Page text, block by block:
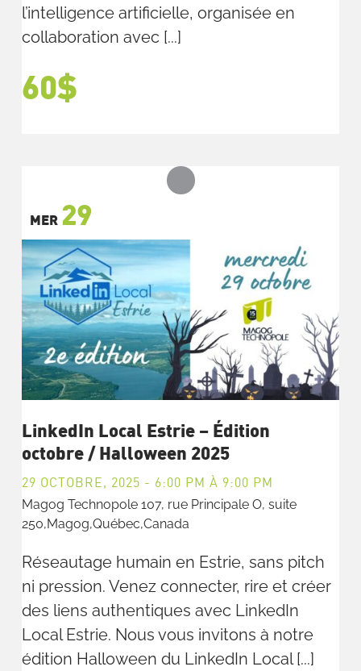
l’intelligence artificielle, organisée en
collaboration avec [...]
60$
MER 29
LinkedIn Local Estrie – Édition
octobre / Halloween 2025
29 OCTOBRE, 2025 - 6:00 PM À 9:00 PM
Magog Technopole 107, rue Principale O, suite
250,Magog,Québec,Canada
Réseautage humain en Estrie, sans pitch
ni pression. Venez connecter, rire et créer
des liens authentiques avec LinkedIn
Local Estrie. Nous vous invitons à notre
édition Halloween du LinkedIn Local [...]